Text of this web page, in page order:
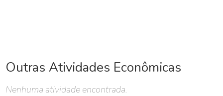
Outras Atividades Econômicas
Nenhuma atividade encontrada.